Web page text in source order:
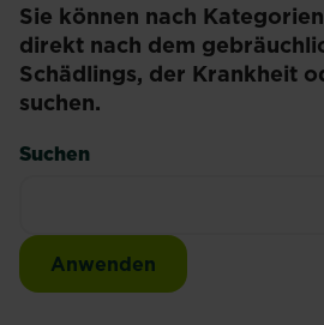
Sie können nach
direkt nach dem
Schädlings, der Krankheit
suchen.
Suchen